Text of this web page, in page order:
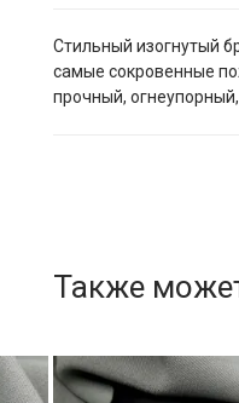
Стильный изогнутый
самые сокровенные
прочный,
Также